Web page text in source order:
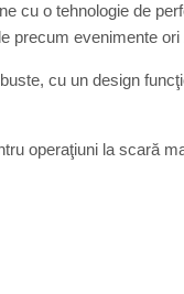
cu o tehnologie de
precum evenimente ori
cu un design
operaţiuni la scară